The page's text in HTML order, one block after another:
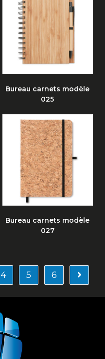
Bureau carnets modèle
025
Bureau carnets modèle
027
4 5 6